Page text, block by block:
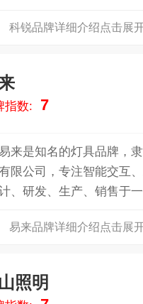
件和射频于一体的著名
科锐品牌详细介绍点击展
指数: 7
易来是知名的灯具品牌，
限公司，专注智能交互
、研发、生产、销售于
制等系列，易来灯具注
易来品牌详细介绍点击展
照明